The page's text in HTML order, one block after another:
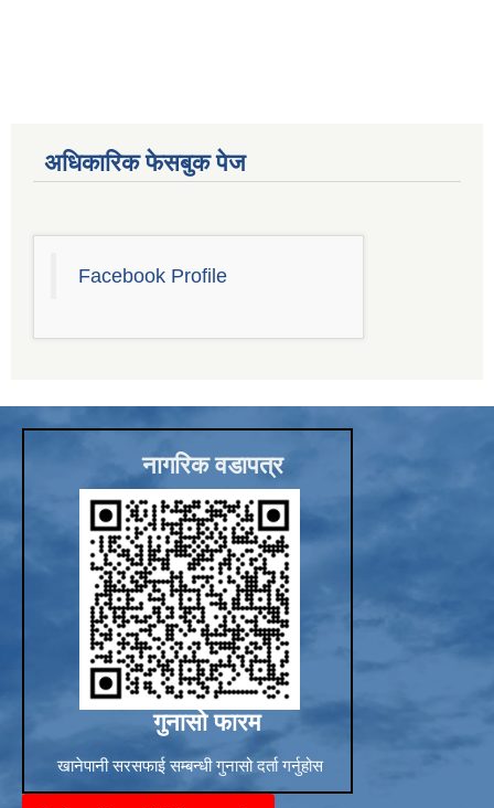
अधिकारिक फेसबुक पेज
Facebook Profile
नागरिक वडापत्र
गुनासो फारम
खानेपानी सरसफाई सम्बन्धी गुनासो दर्ता गर्नुहोस